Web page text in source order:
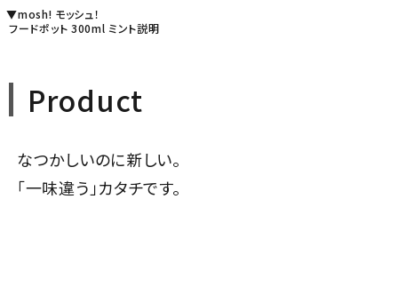
▼mosh! モッシュ！
フードポット 300ml ミント説明
Product
なつかしいのに新しい。
「一味違う」カタチです。